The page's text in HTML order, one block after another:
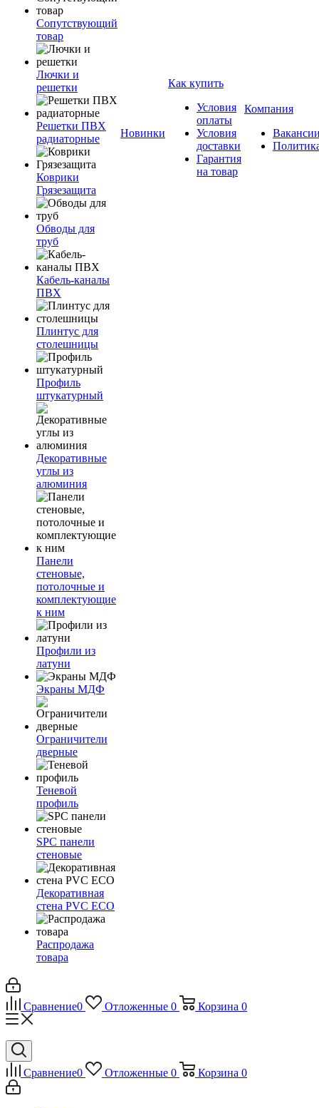
Сопутствующий
товар
Лючки и
решетки
Решетки ПВХ
радиаторные
Коврики
Грязезащита
Обводы для
труб
Кабель-каналы
ПВХ
Плинтус для
столешницы
Профиль
штукатурный
Декоративные
углы из
алюминия
Панели
стеновые,
потолочные и
комплектующие
к ним
Профили из
латуни
Экраны МДФ
Ограничители
дверные
Теневой
профиль
SPC панели
стеновые
Декоративная
стена PVC ECO
Распродажа
товара
Новинки
Как купить
Условия
оплаты
Условия
доставки
Гарантия
на товар
Компания
Сравнение0 Отложенные 0 Корзина 0
Сравнение0 Отложенные 0 Корзина 0